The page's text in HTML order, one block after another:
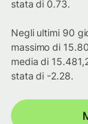
stata di 0.73.
Negli ultimi 90
massimo di
media di
stata di -2.28.